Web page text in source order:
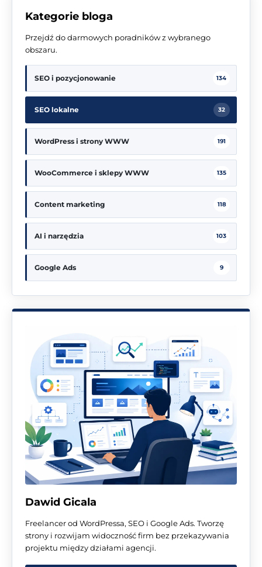
Kategorie bloga
Przejdź do darmowych poradników z wybranego
obszaru.
SEO i pozycjonowanie 134
SEO lokalne 32
WordPress i strony WWW 191
WooCommerce i sklepy WWW 135
Content marketing 118
AI i narzędzia 103
Google Ads 9
Dawid Gicala
Freelancer od WordPressa, SEO i Google Ads. Tworzę
strony i rozwijam widoczność firm bez przekazywania
projektu między działami agencji.